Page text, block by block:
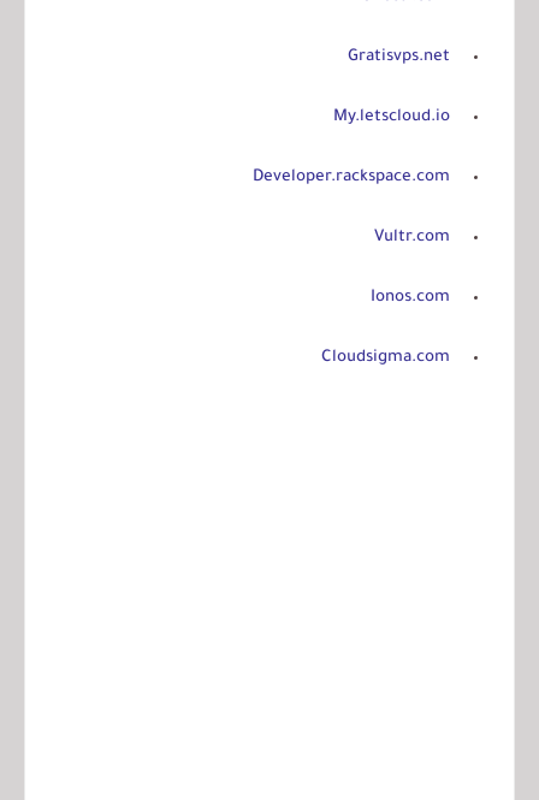
Gratisvps.net
My.letscloud.io
Developer.rackspace.com
Vultr.com
Ionos.com
Cloudsigma.com